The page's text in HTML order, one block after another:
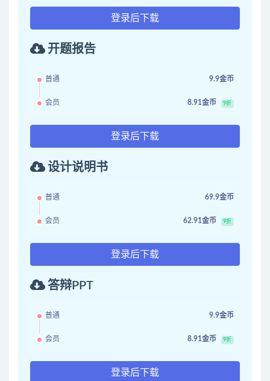
登录后下载
开题报告
普通 9.9金币
会员 8.91金币 9折
登录后下载
设计说明书
普通 69.9金币
会员 62.91金币 9折
登录后下载
答辩PPT
普通 9.9金币
会员 8.91金币 9折
登录后下载